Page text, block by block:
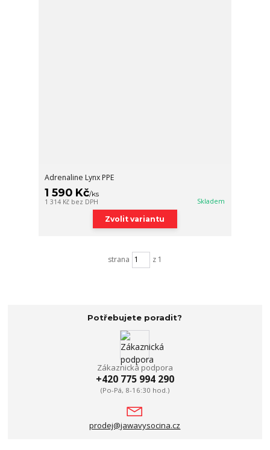
Adrenaline Lynx PPE
1 590 Kč/ks
1 314 Kč bez DPH Skladem
Zvolit variantu
strana z 1
Potřebujete poradit?
Zákaznická podpora
+420 775 994 290
(Po-Pá, 8-16:30 hod.)
prodej@jawavysocina.cz